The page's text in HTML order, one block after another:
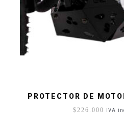
PROTECTOR DE
$226.000 IVA